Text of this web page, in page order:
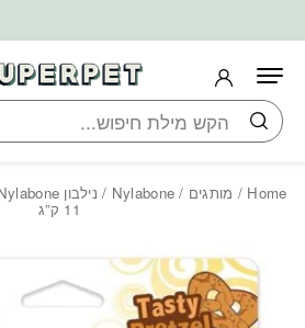
חיפוש
Home
/ מותגים /
Nylabone
11 ק”ג